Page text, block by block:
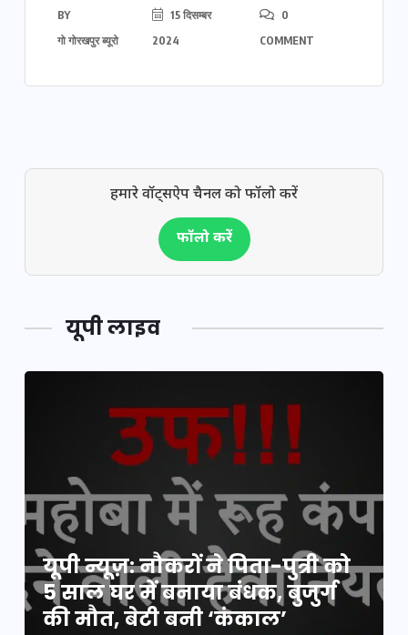
BY
गो गोरखपुर ब्यूरो
15 दिसम्बर
2024
0
COMMENT
हमारे वॉट्सऐप चैनल को फॉलो करें
फॉलो करें
यूपी लाइव
यूपी न्यूज़: नौकरों ने पिता-पुत्री को
5 साल घर में बनाया बंधक, बुजुर्ग
की मौत, बेटी बनी ‘कंकाल’